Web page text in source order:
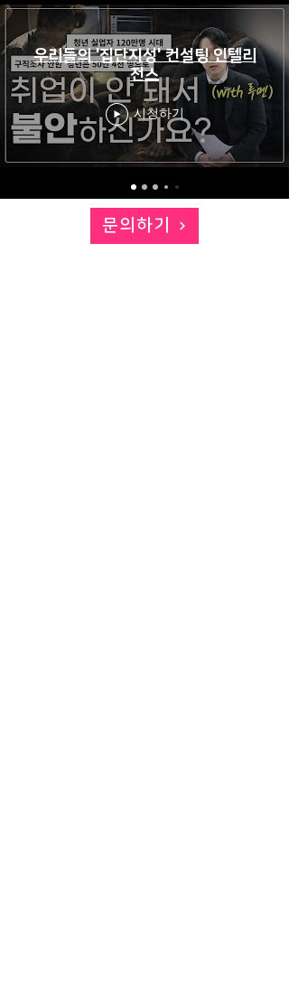
우리들의 '집단지성' 컨설팅 인텔리
전스
시청하기
문의하기